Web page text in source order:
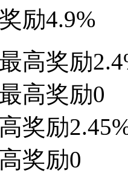
励4.9%
高奖励
高奖励0
奖励
奖励0